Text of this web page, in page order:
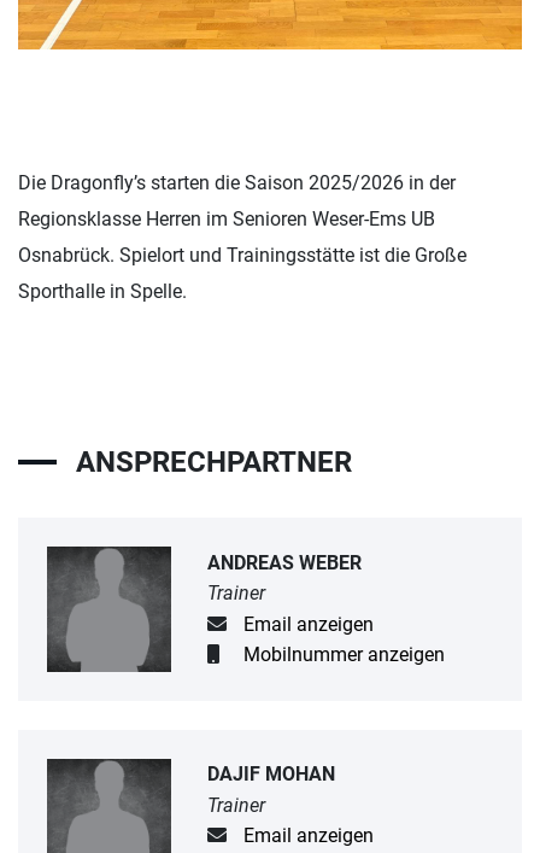
Die Dragonfly’s starten die Saison 2025/2026 in der
Regionsklasse Herren im Senioren Weser-Ems UB
Osnabrück. Spielort und Trainingsstätte ist die Große
Sporthalle in Spelle.
ANSPRECHPARTNER
ANDREAS WEBER
Trainer
Email anzeigen
Mobilnummer anzeigen
DAJIF MOHAN
Trainer
Email anzeigen